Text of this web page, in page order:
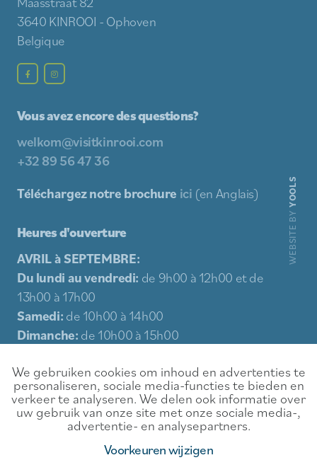
3640 KINROOI - Ophoven
Belgique
Vous avez encore des questions?
welkom@visitkinrooi.com
+32 89 56 47 36
Téléchargez notre brochure ici (en Anglais)
Heures d'ouverture
AVRIL à SEPTEMBRE:
Du lundi au vendredi: de 9h00 à 12h00 et de
13h00 à 17h00
Samedi: de 10h00 à 14h00
Dimanche: de 10h00 à 15h00
Sitemap
Expérience
Nourriture et boisson
Contact
Conditions de location
WEBSITE BY
YOOLS
We gebruiken cookies om inhoud en advertenties te
personaliseren, sociale media-functies te bieden en
verkeer te analyseren. We delen ook informatie over
uw gebruik van onze site met onze sociale media-,
advertentie- en analysepartners.
Voorkeuren wijzigen